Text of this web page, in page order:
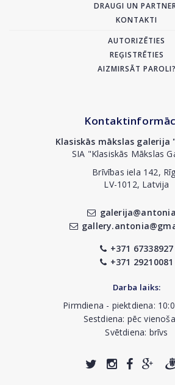
DRAUGI UN
KONTAKTI
AUTORIZĒTIES
REĢISTRĒTIES
AIZMIRSĀT PAROLI?
Klasiskās mākslas galerija
SIA "Klasiskās Mākslas
Brīvības iela 142,
LV-1012, Latvija
+371 67338927
+371 29210081
Darba laiks:
Pirmdiena - piektdiena:
Sestdiena: pēc
Svētdiena: brīvs